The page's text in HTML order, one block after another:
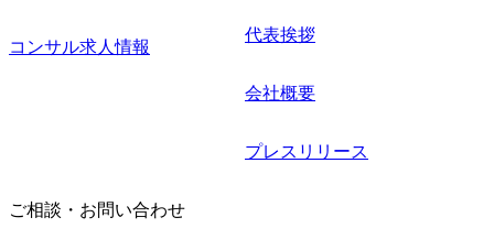
コンサル求人情報
代表挨拶
会社概要
プレスリリース
ご相談・お問い合わせ